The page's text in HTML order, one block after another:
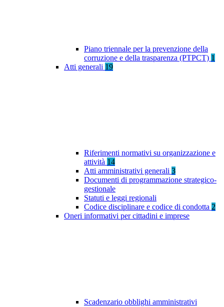
Piano triennale per la prevenzione della
corruzione e della trasparenza (PTPCT) 1
Atti generali 19
Riferimenti normativi su organizzazione e
attività 14
Atti amministrativi generali 3
Documenti di programmazione strategico-
gestionale
Statuti e leggi regionali
Codice disciplinare e codice di condotta 2
Oneri informativi per cittadini e imprese
Scadenzario obblighi amministrativi